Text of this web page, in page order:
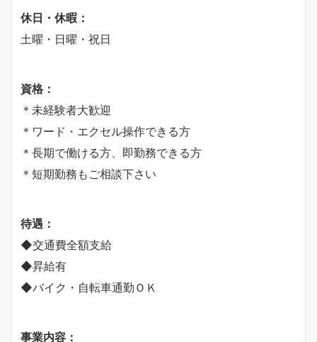
休日・休暇：
土曜・日曜・祝日
資格：
＊未経験者大歓迎
＊ワード・エクセル操作できる方
＊長期で働ける方、即勤務できる方
＊短期勤務もご相談下さい
待遇：
◆交通費全額支給
◆昇給有
◆バイク・自転車通勤ＯＫ
事業内容：